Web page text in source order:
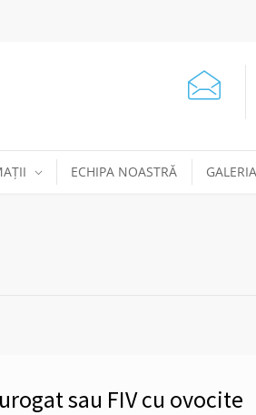
ECHIPA NOASTRĂ
sau FIV cu ovocite